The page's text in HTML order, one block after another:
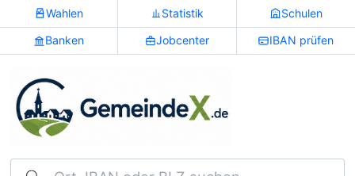
Wahlen Statistik Schulen
Banken Jobcenter IBAN prüfen
Suchen